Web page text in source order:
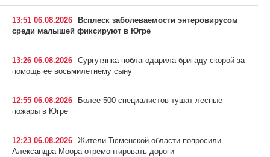
13:51 06.08.2026
Всплеск заболеваемости энтеровирусом
среди малышей фиксируют в Югре
13:26 06.08.2026 Сургутянка поблагодарила бригаду скорой за
помощь ее восьмилетнему сыну
12:55 06.08.2026
Более 500 специалистов тушат лесные
пожары в Югре
12:23 06.08.2026 Жители Тюменской области попросили
Александра Моора отремонтировать дороги